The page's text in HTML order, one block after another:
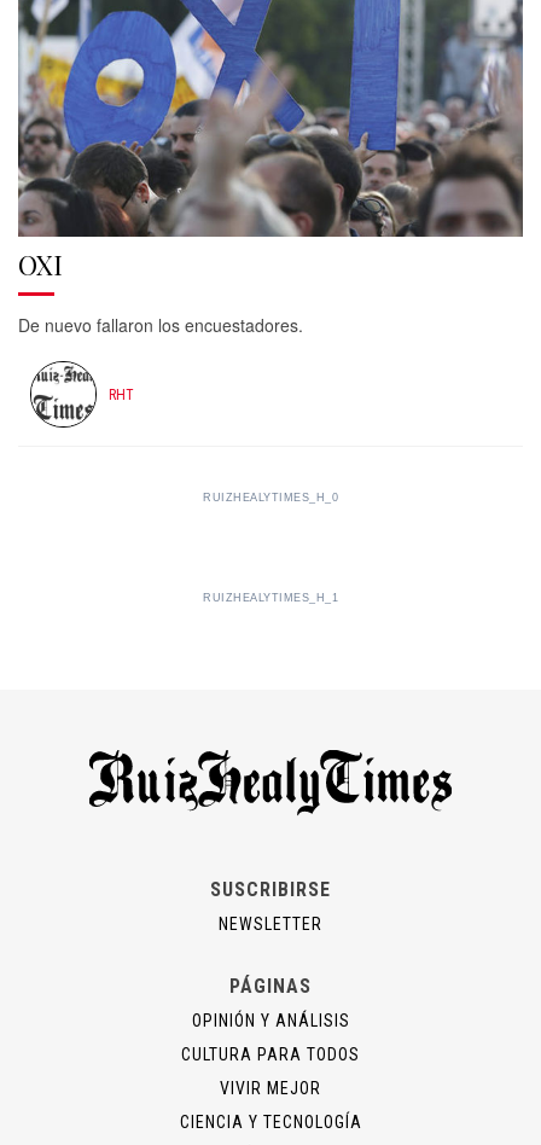
OXI
De nuevo fallaron los encuestadores.
RHT
RUIZHEALYTIMES_H_0
RUIZHEALYTIMES_H_1
SUSCRIBIRSE
NEWSLETTER
PÁGINAS
OPINIÓN Y ANÁLISIS
CULTURA PARA TODOS
VIVIR MEJOR
CIENCIA Y TECNOLOGÍA